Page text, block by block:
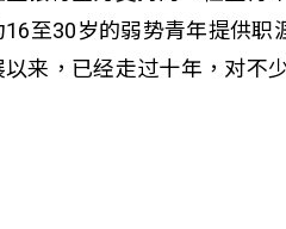
运及服务经理苏凯君表示
务框架，结合「健康」
会」（Opportunity）、「生
）及「与人结连」
至30岁的弱势青年提供职
来，已经走过十年，对不
生道路产生了深远的影响。
如新冠肺炎疫情、人工智能